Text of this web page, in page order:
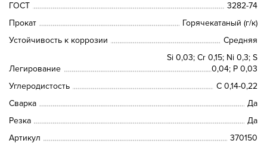
ГОСТ
3282-74
Прокат
Горячекатаный (г/к)
Устойчивость к коррозии
Средняя
Легирование
Si 0,03; Cr 0,15; Ni 0,3; S
0,04; P 0,03
Углеродистость
С 0,14-0,22
Сварка
Да
Резка
Да
Артикул
370150